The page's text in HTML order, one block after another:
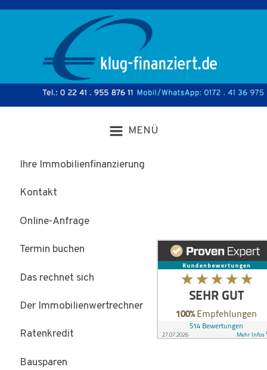
Zum Hauptinhalt springen
Ihre Immobilienfinanzierung
Kontakt
Online-Anfrage
Termin buchen
Das rechnet sich
Der Immobilienwertrechner
Ratenkredit
Bausparen